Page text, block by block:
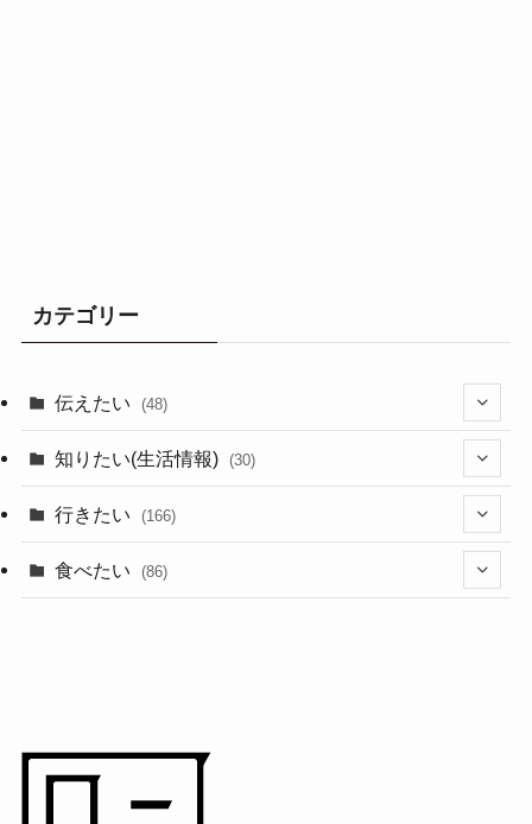
カテゴリー
伝えたい (48)
(44)
(1)
知りたい(生活情報) (30)
(10)
(11)
行きたい (166)
(18)
食べたい (86)